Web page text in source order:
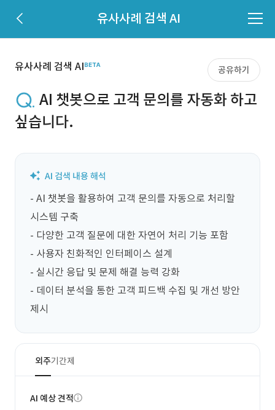
유사사례 검색 AI
유사사례 검색 AI 공유하기
AI 챗봇으로 고객 문의를 자동화 하고
싶습니다.
- AI 챗봇을 활용하여 고객 문의를 자동으로 처리할
시스템 구축
- 다양한 고객 질문에 대한 자연어 처리 기능 포함
- 사용자 친화적인 인터페이스 설계
- 실시간 응답 및 문제 해결 능력 강화
- 데이터 분석을 통한 고객 피드백 수집 및 개선 방안
제시
외주기간제
AI 예상 견적